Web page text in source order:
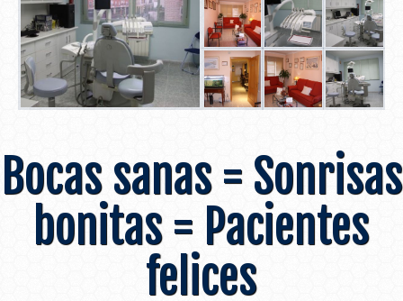
Bocas sanas = Sonrisas
bonitas = Pacientes
felices